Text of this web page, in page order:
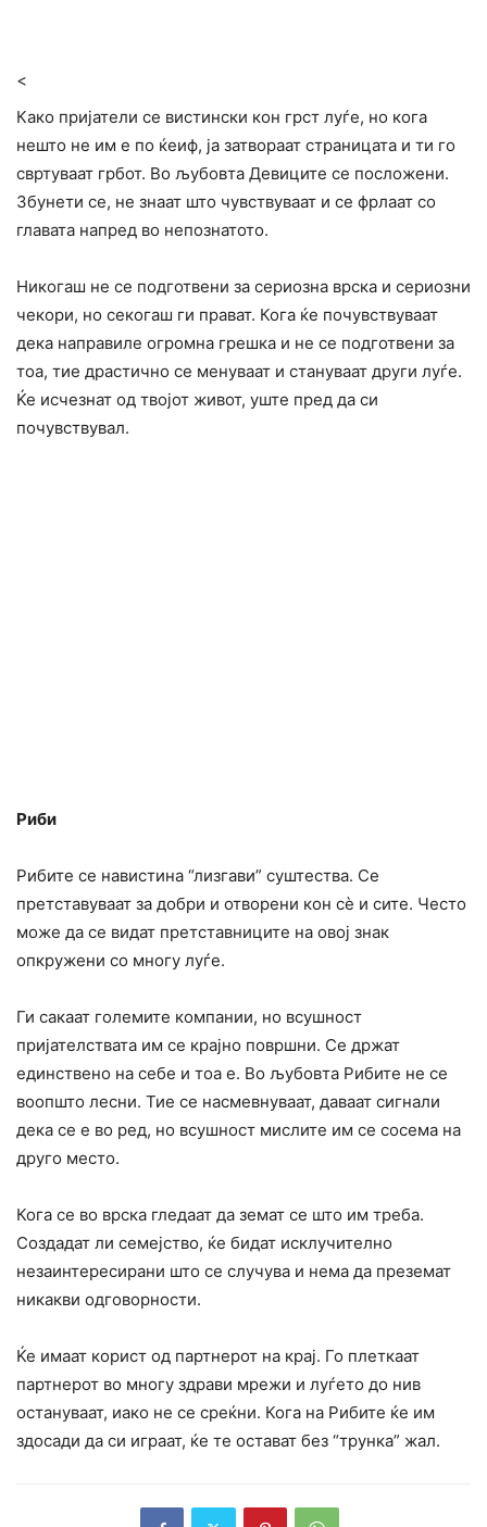
<
Како пријатели се вистински кон грст луѓе, но кога
нешто не им е по ќеиф, ја затвораат страницата и ти го
свртуваат грбот. Во љубовта Девиците се посложени.
Збунети се, не знаат што чувствуваат и се фрлаат со
главата напред во непознатото.
Никогаш не се подготвени за сериозна врска и сериозни
чекори, но секогаш ги прават. Кога ќе почувствуваат
дека направиле огромна грешка и не се подготвени за
тоа, тие драстично се менуваат и стануваат други луѓе.
Ќе исчезнат од твојот живот, уште пред да си
почувствувал.
Риби
Рибите се навистина “лизгави” суштества. Се
претставуваат за добри и отворени кон сè и сите. Често
може да се видат претставниците на овој знак
опкружени со многу луѓе.
Ги сакаат големите компании, но всушност
пријателствата им се крајно површни. Се држат
единствено на себе и тоа е. Во љубовта Рибите не се
воопшто лесни. Тие се насмевнуваат, даваат сигнали
дека се е во ред, но всушност мислите им се сосема на
друго место.
Кога се во врска гледаат да земат се што им треба.
Создадат ли семејство, ќе бидат исклучително
незаинтересирани што се случува и нема да преземат
никакви одговорности.
Ќе имаат корист од партнерот на крај. Го плеткаат
партнерот во многу здрави мрежи и луѓето до нив
остануваат, иако не се среќни. Кога на Рибите ќе им
здосади да си играат, ќе те остават без “трунка” жал.